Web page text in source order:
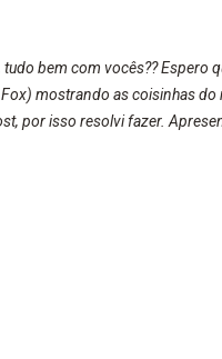
tudo bem com vocês?? Espero
mostrando as coisinhas
por isso resolvi fazer.